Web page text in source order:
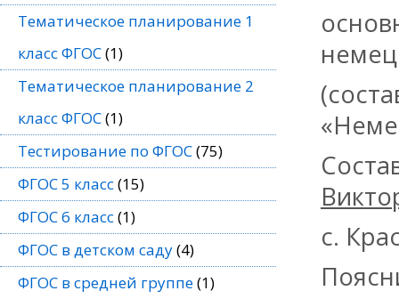
с.
Тематическое планирование 1
класс ФГОС(1)
Тематическое планирование 2
класс ФГОС(1)
Тестирование по ФГОС(75)
ФГОС 5 класс(15)
ФГОС 6 класс(1)
ФГОС в детском саду(4)
ФГОС в средней группе(1)